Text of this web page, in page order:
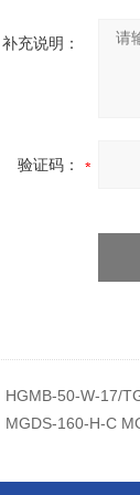
补充说明：
验证码：
HGMB-50-W-17/
MGDS-160-H-C